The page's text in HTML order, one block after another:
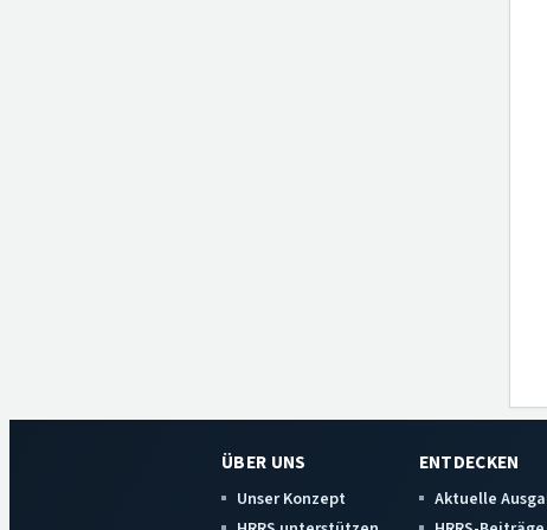
ÜBER UNS
Unser Konzept
ENTDECKEN
Aktuelle